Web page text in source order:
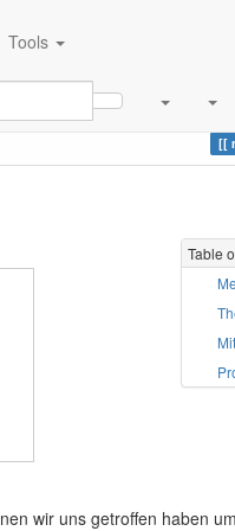
Tools
Table
wir uns getroffen haben